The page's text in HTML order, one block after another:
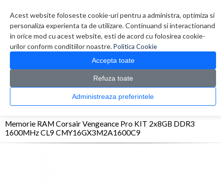
Acest website foloseste cookie-uri pentru a administra, optimiza si
personaliza experienta ta de utilizare. Continuand si interactionand
in orice mod cu acest website, esti de acord cu folosirea cookie-
urilor conform conditiilor noastre.Politica Cookie
Accepta toate
Refuza toate
Administreaza preferintele
0 produs(e)
CATALOG PRODUSE
Componente PC > Memorii > Memorie RAM Corsair Vengeance Pro
Memorie RAM Corsair Vengeance Pro KIT 2x8GB DDR3
1600MHz CL9 CMY16GX3M2A1600C9